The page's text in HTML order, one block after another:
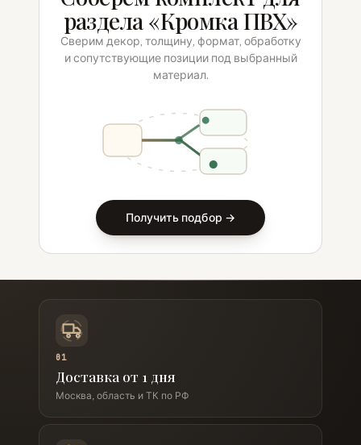
раздела «Кромка ПВХ»
Сверим декор, толщину, формат, обработку
и сопутствующие позиции под выбранный
материал.
Получить подбор →
01
Доставка от 1 дня
Москва, область и ТК по РФ